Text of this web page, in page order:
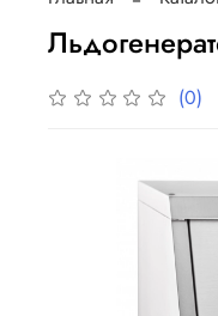
(0)